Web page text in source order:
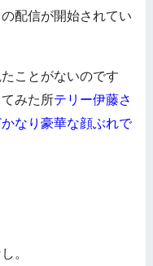
配信が開始されてい
ことがないのです
みた所テリー伊藤さ
なり豪華な顔ぶれで
。